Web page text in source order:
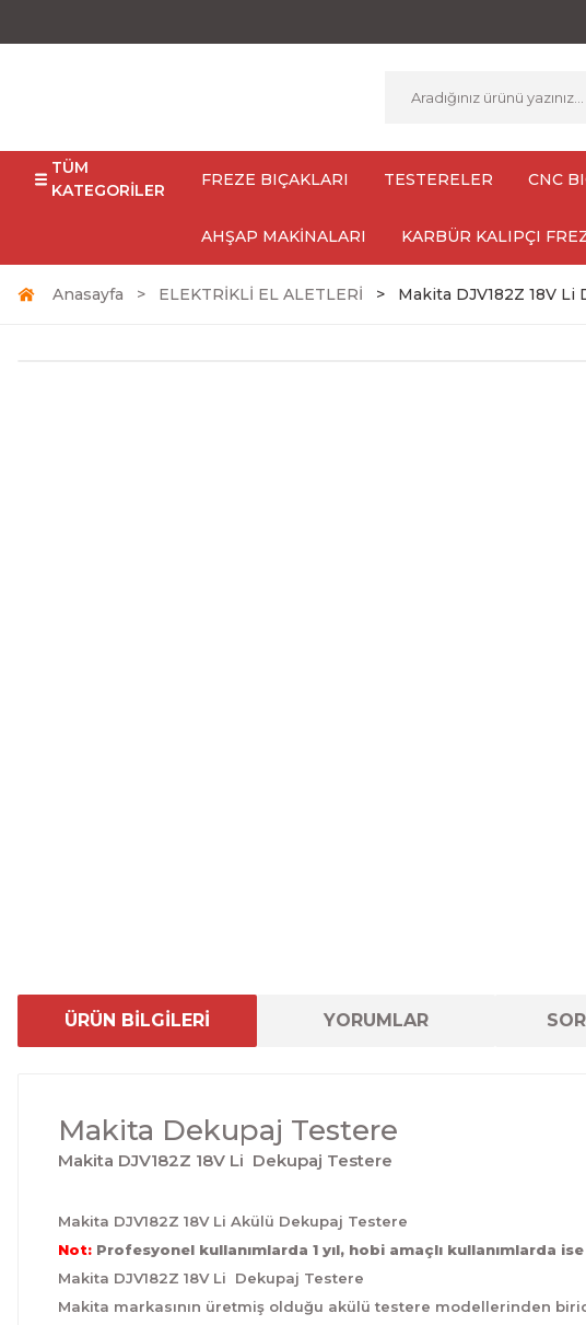
TÜM
KATEGORİLER
FREZE BIÇAKLARI TESTERELER CNC
AHŞAP MAKİNALARI KARBÜR KALIPÇI
Anasayfa ELEKTRİKLİ EL ALETLERİ Makita DJV182Z 18V Li
ÜRÜN BİLGİLERİ YORUMLAR
Makita Dekupaj Testere
Makita DJV182Z 18V Li Dekupaj Testere
Makita DJV182Z 18V Li Akülü Dekupaj Testere
Not: Profesyonel kullanımlarda 1 yıl, hobi amaçlı kullanımlarda
Makita DJV182Z 18V Li Dekupaj Testere
Makita markasının üretmiş olduğu akülü testere modellerinden